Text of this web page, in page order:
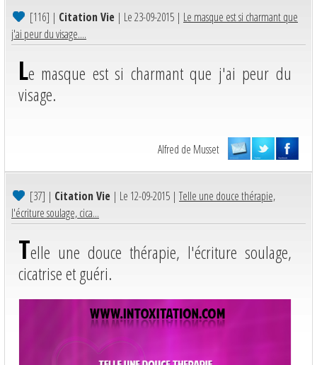
[116] | Citation Vie | Le 23-09-2015 | Le masque est si charmant que
j'ai peur du visage....
Le masque est si charmant que j'ai peur du
visage.
Alfred de Musset
[37] | Citation Vie | Le 12-09-2015 |Telle une douce thérapie,
l'écriture soulage, cica...
Telle une douce thérapie, l'écriture soulage,
cicatrise et guéri.